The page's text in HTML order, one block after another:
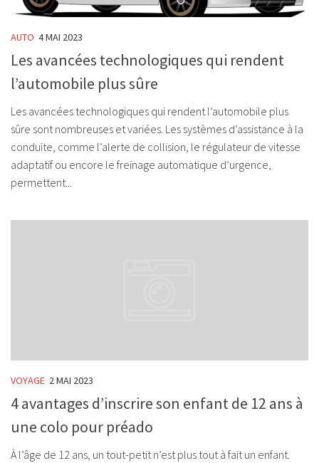
AUTO 4 MAI 2023
Les avancées technologiques qui rendent
l’automobile plus sûre
Les avancées technologiques qui rendent l’automobile plus
sûre sont nombreuses et variées. Les systèmes d’assistance à la
conduite, comme l’alerte de collision, le régulateur de vitesse
adaptatif ou encore le freinage automatique d’urgence,
permettent...
VOYAGE 2 MAI 2023
4 avantages d’inscrire son enfant de 12 ans à
une colo pour préado
À l’âge de 12 ans, un tout-petit n’est plus tout à fait un enfant.